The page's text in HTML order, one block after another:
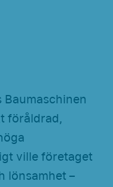
Baumaschinen
föråldrad,
ville företaget
lönsamhet –